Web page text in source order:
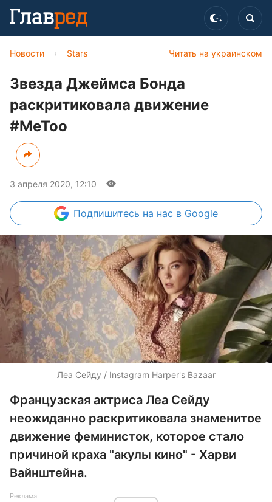
Читать на украинском
Новости › Stars
Звезда Джеймса Бонда
раскритиковала движение
#MeToo
3 апреля 2020, 12:10
Подпишитесь на нас в Google
Леа Сейду / Instagram Harper's Bazaar
Французская актриса Леа Сейду
неожиданно раскритиковала знаменитое
движение феминисток, которое стало
причиной краха "акулы кино" - Харви
Вайнштейна.
Реклама